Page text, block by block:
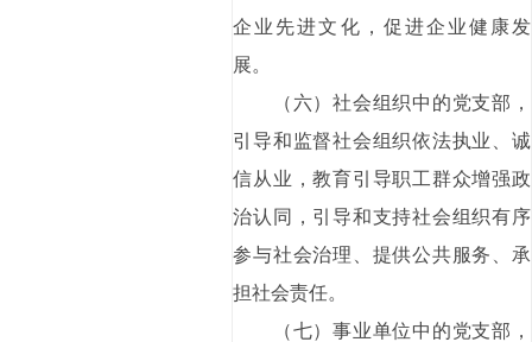
企业先进文化，促进企业健康发
展。
（六）社会组织中的党支部，
引导和监督社会组织依法执业、诚
信从业，教育引导职工群众增强政
治认同，引导和支持社会组织有序
参与社会治理、提供公共服务、承
担社会责任。
（七）事业单位中的党支部，